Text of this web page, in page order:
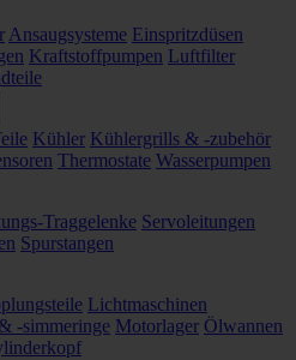
Ansaugsysteme Einspritzdüsen
Kraftstoffpumpen Luftfilter
Kühler Kühlergrills & -zubehör
Thermostate Wasserpumpen
Traggelenke Servoleitungen
Spurstangen
Lichtmaschinen
-simmeringe Motorlager Ölwannen